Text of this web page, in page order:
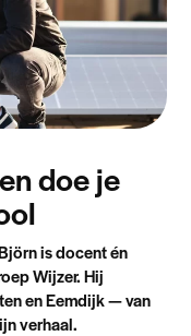
doe je
is docent én
Wijzer. Hij
en Eemdijk — van
verhaal.